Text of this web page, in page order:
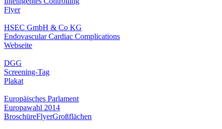
Flyer
HSEC GmbH & Co KG
Endovascular Cardiac Complications
Webseite
DGG
Screening-Tag
Plakat
Europäisches Parlament
Europawahl 2014
BroschüreFlyerGroßflächen